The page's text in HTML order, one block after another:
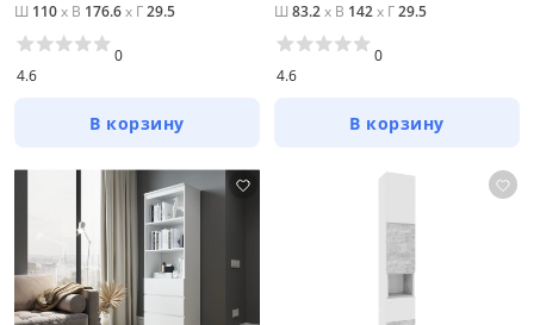
Ш 110x В 176.6x Г29.5
4.6
0
В корзину
Ш 83.2x В 142x Г29.5
4.6
0
В корзину